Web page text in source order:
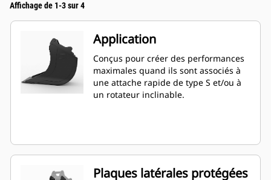
Affichage de 1-3 sur 4
Application
Conçus pour créer des performances
maximales quand ils sont associés à
une attache rapide de type S et/ou à
un rotateur inclinable.
Plaques latérales protégées